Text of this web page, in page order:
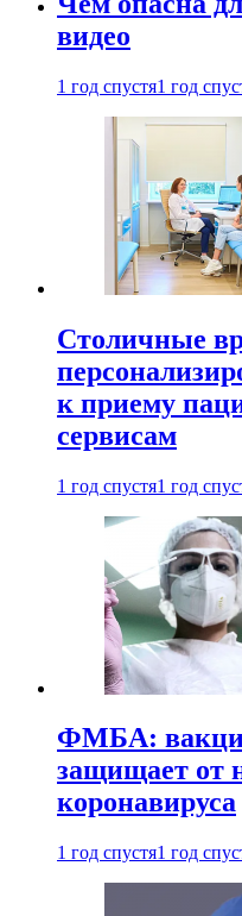
видео
1 год спустя1 год
Столичные
к приему
сервисам
1 год спустя1 год
ФМБА:
защищает от
коронавируса
1 год спустя1 год